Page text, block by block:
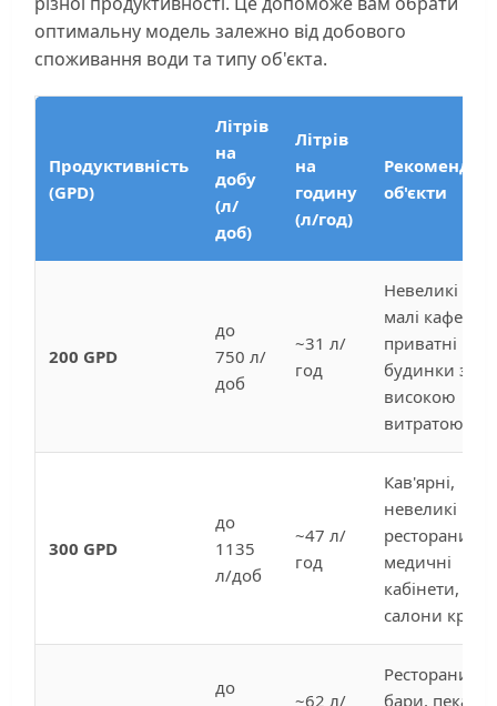
оптимальну модель залежно від добового
споживання води та типу об'єкта.
Продуктивність
(GPD)
Літрів
на
добу
(л/
доб)
Літрів
на
годину
(л/год)
об'єкти
200 GPD
до
750 л/
доб
~31 л/
год
Невеликі
малі кафе,
приватні
будинки з
високою
витратою
300 GPD
до
1135
л/доб
~47 л/
год
Кав'ярні,
невеликі
ресторани,
медичні
кабінети,
салони краси
до
~62 л/
Ресторани,
бари,